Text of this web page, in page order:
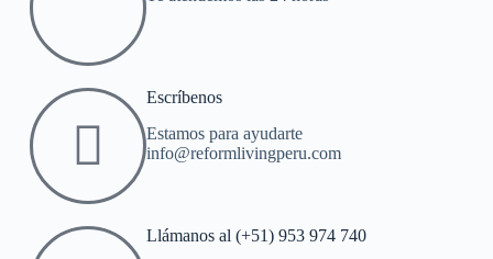
Escríbenos
Estamos para ayudarte
info@reformlivingperu.com
Llámanos al (+51) 953 974 740